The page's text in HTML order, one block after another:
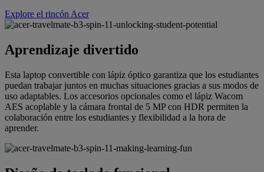
Explore el rincón Acer
Aprendizaje divertido
Esta laptop convertible con lápiz óptico garantiza que los estudiantes
puedan trabajar juntos en muchas situaciones gracias a sus modos de
uso adaptables. Los accesorios opcionales como el lápiz Wacom
AES acoplable y la cámara frontal de 5 MP con HDR permiten la
colaboración entre los estudiantes y flexibilidad a la hora de
aprender.